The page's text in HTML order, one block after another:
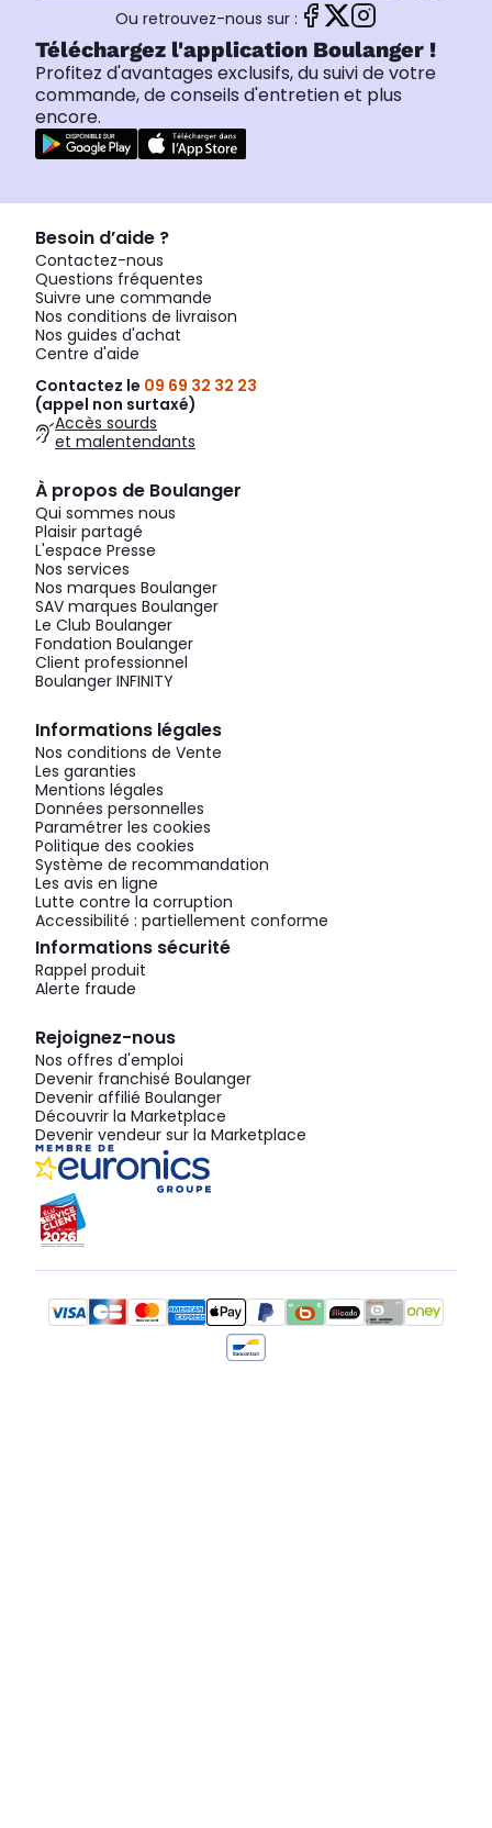
Ou retrouvez-nous sur :
Téléchargez l'application Boulanger !
Profitez d'avantages exclusifs, du suivi de votre
commande, de conseils d'entretien et plus
encore.
Besoin d’aide ?
Contactez-nous
Questions fréquentes
Suivre une commande
Nos conditions de livraison
Nos guides d'achat
Centre d'aide
Contactez le 09 69 32 32 23
(appel non surtaxé)
Accès sourds
et malentendants
À propos de Boulanger
Qui sommes nous
Plaisir partagé
L'espace Presse
Nos services
Nos marques Boulanger
SAV marques Boulanger
Le Club Boulanger
Fondation Boulanger
Client professionnel
Boulanger INFINITY
Informations légales
Nos conditions de Vente
Les garanties
Mentions légales
Données personnelles
Paramétrer les cookies
Politique des cookies
Système de recommandation
Les avis en ligne
Lutte contre la corruption
Accessibilité : partiellement conforme
Informations sécurité
Rappel produit
Alerte fraude
Rejoignez-nous
Nos offres d'emploi
Devenir franchisé Boulanger
Devenir affilié Boulanger
Découvrir la Marketplace
Devenir vendeur sur la Marketplace